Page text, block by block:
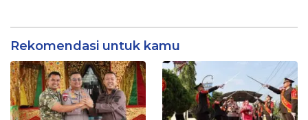
Rekomendasi untuk kamu